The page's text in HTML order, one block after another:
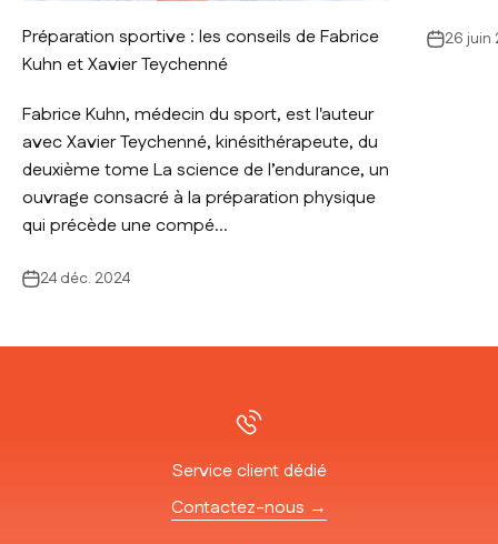
Préparation sportive : les conseils de Fabrice
Kuhn et Xavier Teychenné
Fabrice Kuhn, médecin du sport, est l'auteur
avec Xavier Teychenné, kinésithérapeute, du
deuxième tome La science de l’endurance, un
ouvrage consacré à la préparation physique
qui précède une compé...
24 déc. 2024
26 juin
Service client dédié
Contactez-nous →